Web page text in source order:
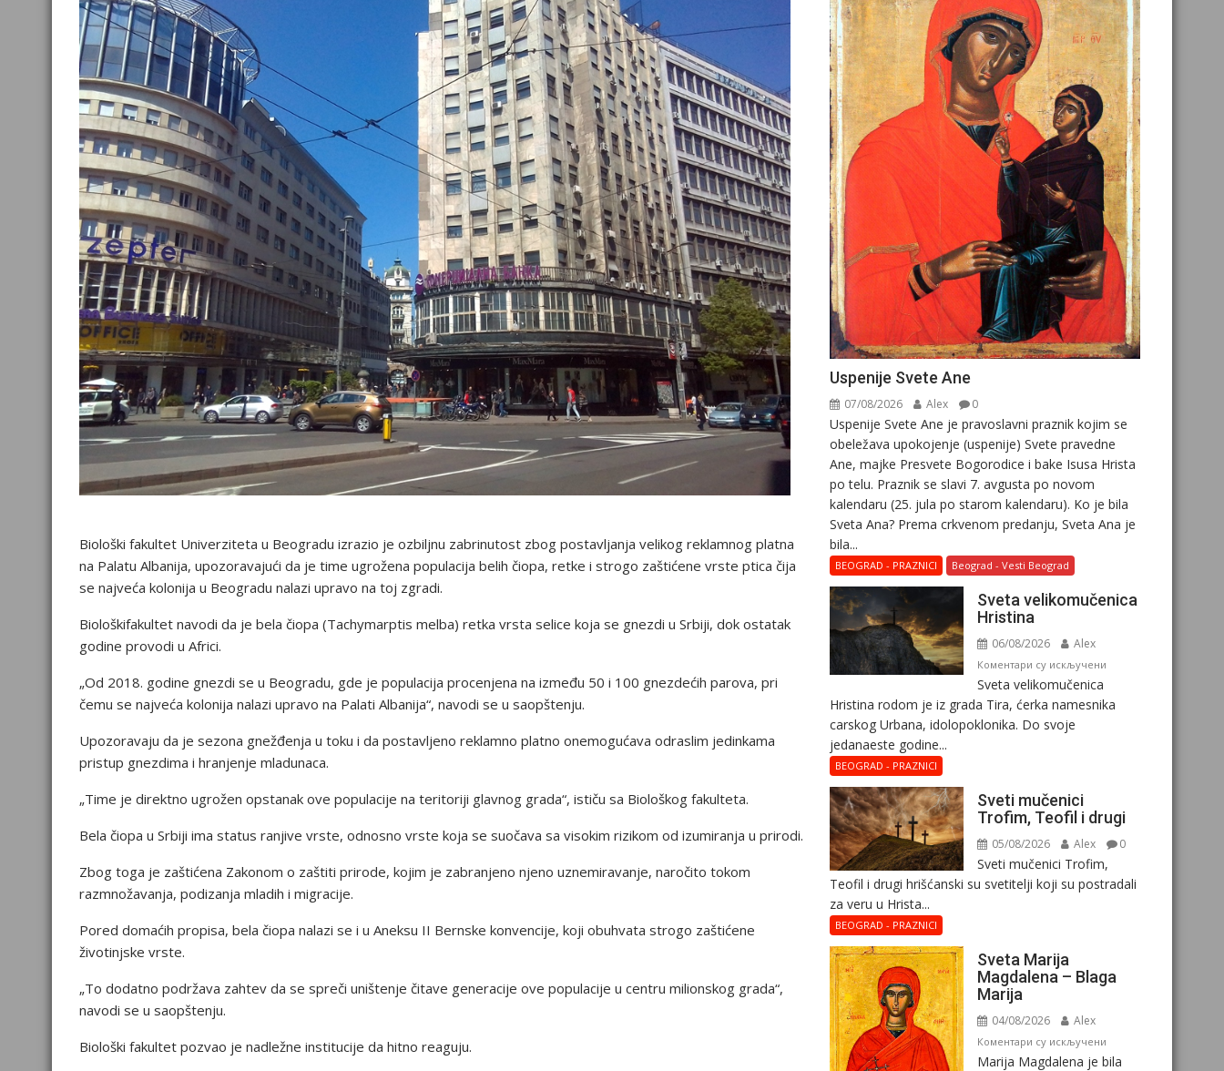
Biološki fakultet Univerziteta u Beogradu izrazio je ozbiljnu zabrinutost zbog postavljanja velikog reklamnog platna
na Palatu Albanija, upozoravajući da je time ugrožena populacija belih čiopa, retke i strogo zaštićene vrste ptica čija
se najveća kolonija u Beogradu nalazi upravo na toj zgradi.
Biološkifakultet navodi da je bela čiopa (Tachymarptis melba) retka vrsta selice koja se gnezdi u Srbiji, dok ostatak
godine provodi u Africi.
„Od 2018. godine gnezdi se u Beogradu, gde je populacija procenjena na između 50 i 100 gnezdećih parova, pri
čemu se najveća kolonija nalazi upravo na Palati Albanija“, navodi se u saopštenju.
Upozoravaju da je sezona gnežđenja u toku i da postavljeno reklamno platno onemogućava odraslim jedinkama
pristup gnezdima i hranjenje mladunaca.
„Time je direktno ugrožen opstanak ove populacije na teritoriji glavnog grada“, ističu sa Biološkog fakulteta.
Bela čiopa u Srbiji ima status ranjive vrste, odnosno vrste koja se suočava sa visokim rizikom od izumiranja u prirodi.
Zbog toga je zaštićena Zakonom o zaštiti prirode, kojim je zabranjeno njeno uznemiravanje, naročito tokom
razmnožavanja, podizanja mladih i migracije.
Pored domaćih propisa, bela čiopa nalazi se i u Aneksu II Bernske konvencije, koji obuhvata strogo zaštićene
životinjske vrste.
„To dodatno podržava zahtev da se spreči uništenje čitave generacije ove populacije u centru milionskog grada“,
navodi se u saopštenju.
Biološki fakultet pozvao je nadležne institucije da hitno reaguju.
Uspenije Svete Ane
07/08/2026 Alex 0
Uspenije Svete Ane je pravoslavni praznik kojim se
obeležava upokojenje (uspenije) Svete pravedne
Ane, majke Presvete Bogorodice i bake Isusa Hrista
po telu. Praznik se slavi 7. avgusta po novom
kalendaru (25. jula po starom kalendaru). Ko je bila
Sveta Ana? Prema crkvenom predanju, Sveta Ana je
bila...
BEOGRAD - PRAZNICI Beograd - Vesti Beograd
Svеta vеlikоmučеnica
Hristina
06/08/2026 Alex
Коментари су искљученина
vеlikоmučеnica
Svеta vеlikоmučеnica
Hristina rodom je iz grada Tira, ćerka namesnika
carskog Urbana, idolopoklonika. Dо svоје
јеdanaеstе gоdinе...
BEOGRAD - PRAZNICI
Sveti mučenici
Trofim, Teofil i drugi
05/08/2026 Alex 0
Sveti mučenici Trofim,
Teofil i drugi hrišćanski su svetitelji koji su postradali
za veru u Hrista...
BEOGRAD - PRAZNICI
Sveta Marija
Magdalena – Blaga
Marija
04/08/2026 Alex
Коментари су искљученина
Sveta
Marija Magdalena je bila